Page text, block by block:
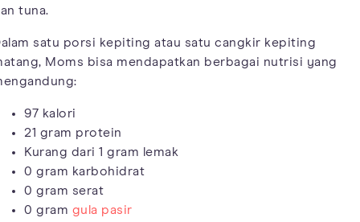
tuna.
satu porsi kepiting atau satu cangkir kepiting
Moms bisa mendapatkan berbagai nutrisi yang
97 kalori
21 gram protein
Kurang dari 1 gram lemak
0 gram karbohidrat
0 gram serat
0 gram gula pasir